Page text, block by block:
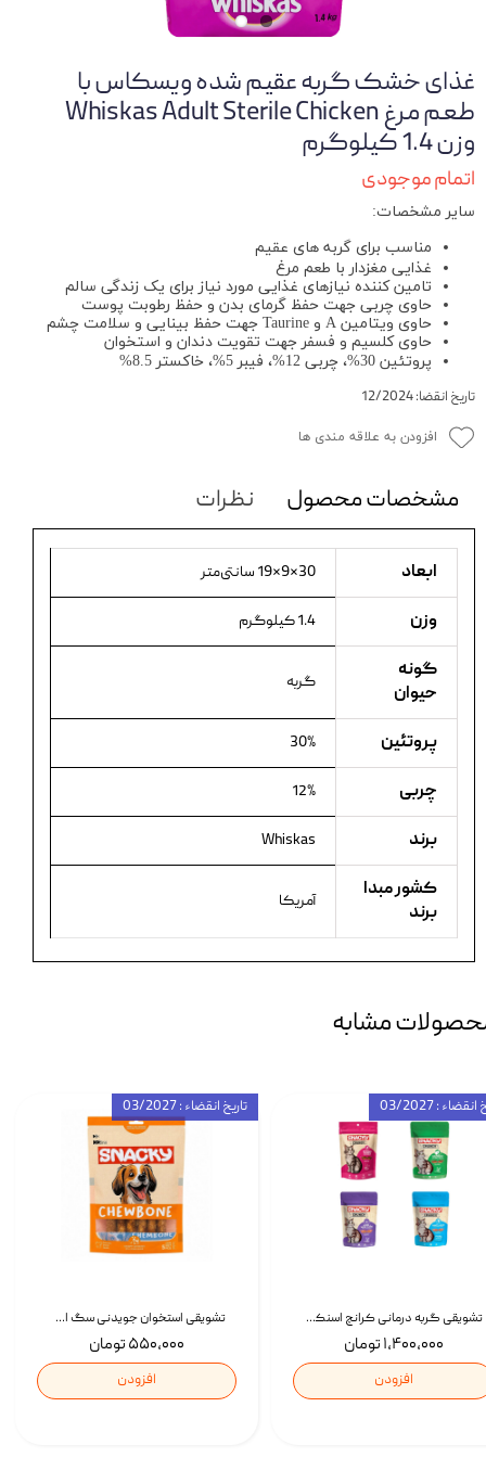
غذای خشک گربه عقیم شده ویسکاس با
طعم مرغ Whiskas Adult Sterile Chicken
وزن 1.4 کیلوگرم
اتمام موجودی
سایر مشخصات:
مناسب برای گربه های عقیم
غذایی مغزدار با طعم مرغ
تامین کننده نیازهای غذایی مورد نیاز برای یک زندگی سالم
حاوی چربی جهت حفظ گرمای بدن و حفظ رطوبت پوست
حاوی ویتامین A و Taurine جهت حفظ بینایی و سلامت چشم
حاوی کلسیم و فسفر جهت تقویت دندان و استخوان
پروتئین 30%، چربی 12%، فیبر 5%، خاکستر 8.5%
تاریخ انقضا: 12/2024
افزودن به علاقه مندی ها
مشخصات محصول نظرات
ابعاد 30×9×19 سانتی‌متر
وزن 1.4 کیلوگرم
گونه
حیوان
گربه
پروتئین 30%
چربی 12%
برند Whiskas
کشور مبدا
برند
آمریکا
مشابه
تشویقی استخوان جویدنی سگ اسنکی کرانچی با طعم مرغ Snacky Crunchy Munchy وزن 100 گرم
۵۵۰,۰۰۰ تومان
افزودن
تاریخ انقضاء : 03/2027
تشویقی گربه درمانی کرانچ اسنکی با طعم میکس Snacky Crunch Cat Treats وزن 60 گرم بسته 4 عددی
۱,۴۰۰,۰۰۰ تومان
افزودن
: 03/2027